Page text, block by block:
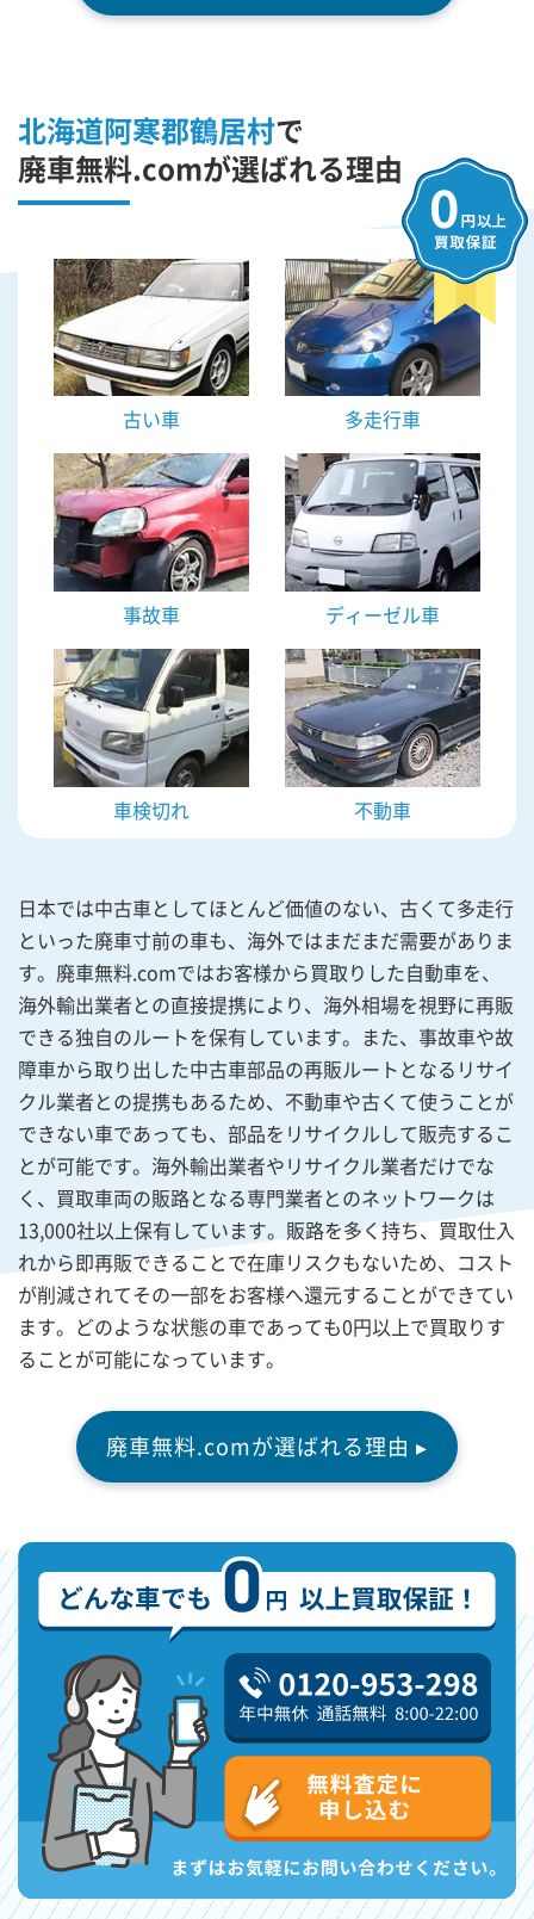
北海道阿寒郡鶴居村で
廃車無料.comが選ばれる理由
古い車 多走行車
事故車 ディーゼル車
車検切れ 不動車
日本では中古車としてほとんど価値のない、古くて多走行
といった廃車寸前の車も、海外ではまだまだ需要がありま
す。廃車無料.comではお客様から買取りした自動車を、
海外輸出業者との直接提携により、海外相場を視野に再販
できる独自のルートを保有しています。また、事故車や故
障車から取り出した中古車部品の再販ルートとなるリサイ
クル業者との提携もあるため、不動車や古くて使うことが
できない車であっても、部品をリサイクルして販売するこ
とが可能です。海外輸出業者やリサイクル業者だけでな
く、買取車両の販路となる専門業者とのネットワークは
13,000社以上保有しています。販路を多く持ち、買取仕入
れから即再販できることで在庫リスクもないため、コスト
が削減されてその一部をお客様へ還元することができてい
ます。どのような状態の車であっても0円以上で買取りす
ることが可能になっています。
廃車無料.comが選ばれる理由 ▸